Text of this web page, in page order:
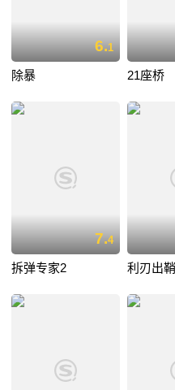
6.1
除暴 21座桥
7.4
拆弹专家2 利刃出鞘